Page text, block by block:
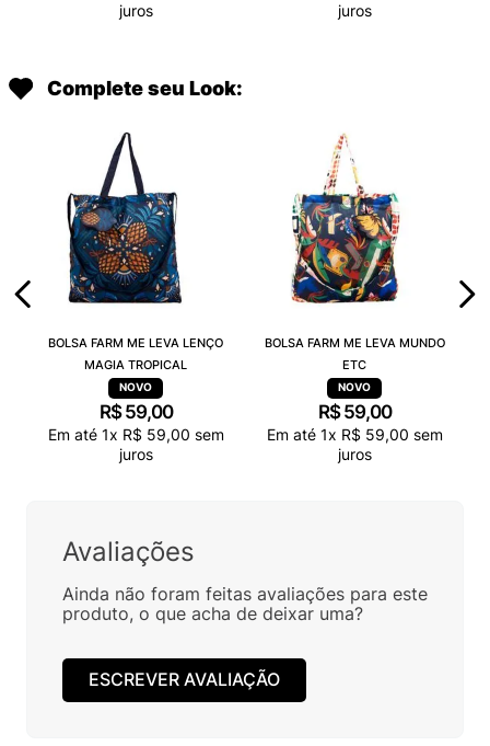
juros juros
Complete seu Look:
BOLSA FARM ME LEVA LENÇO
MAGIA TROPICAL
R$ 59,00
Em até 1x R$ 59,00 sem
juros
BOLSA FARM ME LEVA MUNDO
ETC
R$ 59,00
Em até 1x R$ 59,00 sem
juros
Avaliações
Ainda não foram feitas avaliações para este
produto, o que acha de deixar uma?
ESCREVER AVALIAÇÃO